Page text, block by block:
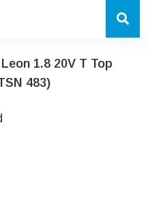
1.8 20V T Top
483)